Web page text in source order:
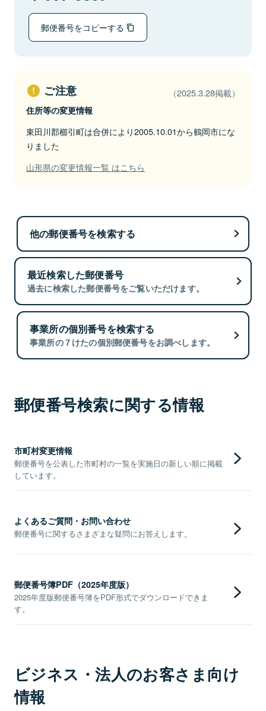
郵便番号をコピーする
ご注意 （2025.3.28掲載）
住所等の変更情報
東田川郡櫛引町は合併により2005.10.01から鶴岡市にな
りました
山形県の変更情報一覧 はこちら
他の郵便番号を検索する
最近検索した郵便番号
過去に検索した郵便番号をご覧いただけます。
事業所の個別番号を検索する
事業所の７けたの個別郵便番号をお調べします。
郵便番号検索に関する情報
市町村変更情報
郵便番号を公表した市町村の一覧を実施日の新しい順に掲載
しています。
よくあるご質問・お問い合わせ
郵便番号に関するさまざまな疑問にお答えします。
郵便番号簿PDF（2025年度版）
2025年度版郵便番号簿をPDF形式でダウンロードできま
す。
ビジネス・法人のお客さま向け
情報